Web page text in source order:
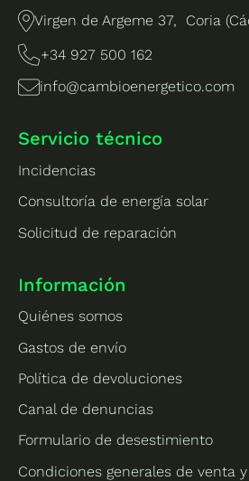
Virgen de Argeme 37, Coria
+34 927 500 162
info@cambioenergetico.com
Servicio técnico
Incidencias
Consultoría de energía solar
Solicitud de reparación
Información
Quiénes somos
Gastos de envío
Política de devoluciones
Canal de denuncias
Formulario de desestimiento
Condiciones generales de venta